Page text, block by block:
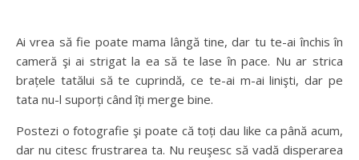
Ai vrea să fie poate mama lângă tine, dar tu te-ai închis în
cameră şi ai strigat la ea să te lase în pace. Nu ar strica
brațele tatălui să te cuprindă, ce te-ai m-ai linişti, dar pe
tata nu-l suporți când îți merge bine.
Postezi o fotografie şi poate că toți dau like ca până acum,
dar nu citesc frustrarea ta. Nu reuşesc să vadă disperarea